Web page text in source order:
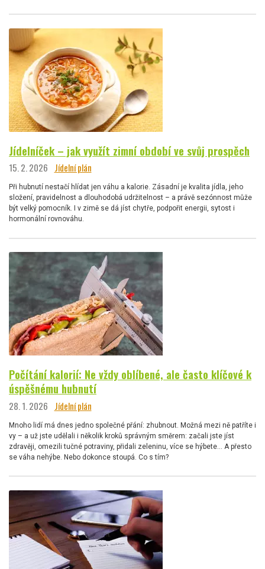
Jídelníček – jak využít zimní období ve svůj prospěch
15. 2. 2026 Jídelní plán
Při hubnutí nestačí hlídat jen váhu a kalorie. Zásadní je kvalita jídla, jeho
složení, pravidelnost a dlouhodobá udržitelnost – a právě sezónnost může
být velký pomocník. I v zimě se dá jíst chytře, podpořit energii, sytost i
hormonální rovnováhu.
Počítání kalorií: Ne vždy oblíbené, ale často klíčové k
úspěšnému hubnutí
28. 1. 2026 Jídelní plán
Mnoho lidí má dnes jedno společné přání: zhubnout. Možná mezi ně patříte i
vy – a už jste udělali i několik kroků správným směrem: začali jste jíst
zdravěji, omezili tučné potraviny, přidali zeleninu, více se hýbete… A přesto
se váha nehýbe. Nebo dokonce stoupá. Co s tím?